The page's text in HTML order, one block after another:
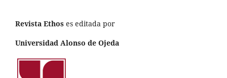
Revista Ethos es editada por
Universidad Alonso de Ojeda